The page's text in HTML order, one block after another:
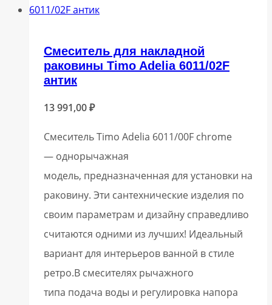
Смеситель для накладной
раковины Timo Adelia 6011/02F
антик
13 991,00₽
Смеситель Timo Adelia 6011/00F chrome
— однорычажная
модель, предназначенная для установки на
раковину. Эти сантехнические изделия по
своим параметрам и дизайну справедливо
считаются одними из лучших! Идеальный
вариант для интерьеров ванной в стиле
ретро.В смесителях рычажного
типа подача воды и регулировка напора